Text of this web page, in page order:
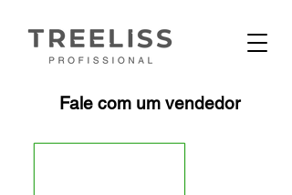
Fale com um vendedor